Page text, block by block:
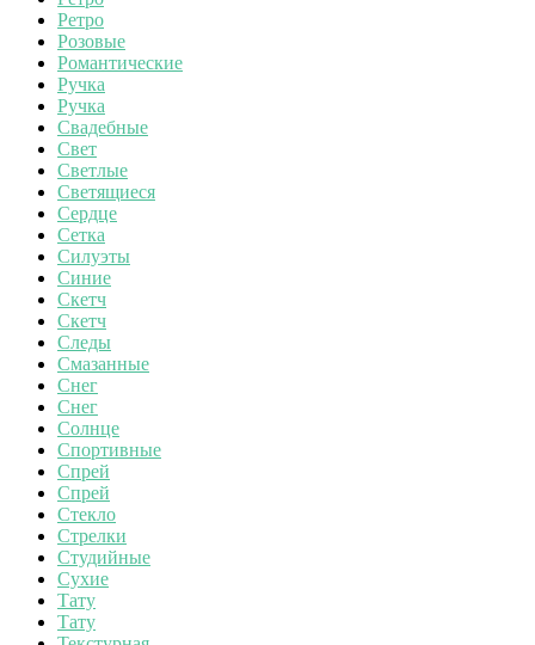
Ретро
Розовые
Романтические
Ручка
Ручка
Свадебные
Свет
Светлые
Светящиеся
Сердце
Сетка
Силуэты
Синие
Скетч
Скетч
Следы
Смазанные
Снег
Снег
Солнце
Спортивные
Спрей
Спрей
Стекло
Стрелки
Студийные
Сухие
Тату
Тату